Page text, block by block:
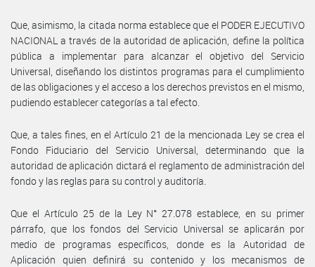
Que, asimismo, la citada norma establece que el PODER EJECUTIVO
NACIONAL a través de la autoridad de aplicación, define la política
pública a implementar para alcanzar el objetivo del Servicio
Universal, diseñando los distintos programas para el cumplimiento
de las obligaciones y el acceso a los derechos previstos en el mismo,
pudiendo establecer categorías a tal efecto.
Que, a tales fines, en el Artículo 21 de la mencionada Ley se crea el
Fondo Fiduciario del Servicio Universal, determinando que la
autoridad de aplicación dictará el reglamento de administración del
fondo y las reglas para su control y auditoría.
Que el Artículo 25 de la Ley N° 27.078 establece, en su primer
párrafo, que los fondos del Servicio Universal se aplicarán por
medio de programas específicos, donde es la Autoridad de
Aplicación quien definirá su contenido y los mecanismos de